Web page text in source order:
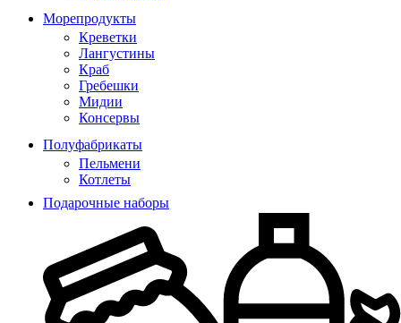
Морепродукты
Креветки
Лангустины
Краб
Гребешки
Мидии
Консервы
Полуфабрикаты
Пельмени
Котлеты
Подарочные наборы